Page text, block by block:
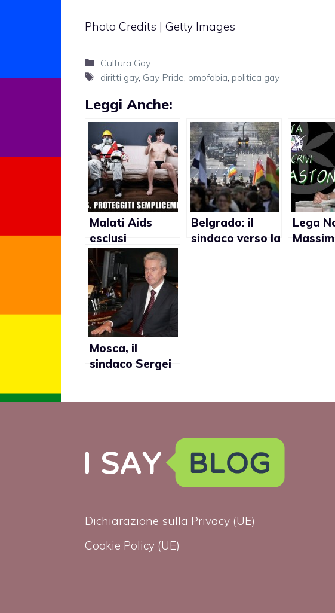
Photo Credits | Getty Images
Categorie
Cultura Gay
Tag
diritti gay, Gay Pride omofobia politica gay
Leggi Anche:
Malati Aids
esclusi
dall’Esercito
Belgrado: il
sindaco verso la
Lega
Mosca, il
sindaco Sergei
Dichiarazione sulla Privacy (UE)
Cookie Policy (UE)